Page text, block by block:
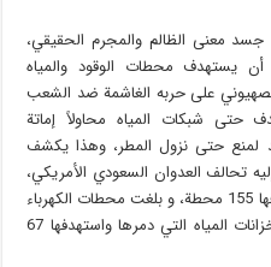
معنى الظالم والمجرم الحقيقي،
أن يستهدف محطات الوقود والمياه
على حربه الغاشمة ضد الشعب
حتى شبكات المياه محاولاً إماتة
لمنع حتى نزول المطر، وهذا يكشف
تحالف العدوان السعودي الأمريكي،
حيث بلغت محطات الوقود التي استهدفها 155 محطة، و بلغت محطات الكهرباء
التي دمرها 74 محطة كهرباء، وبلغت خزانات المياه التي دمرها واستهدفها 67